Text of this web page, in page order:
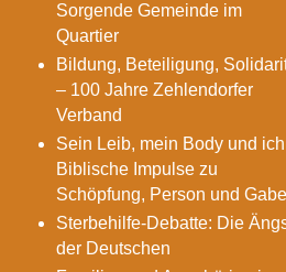
Sorgende Gemeinde im
Quartier
Bildung, Beteiligung,
– 100 Jahre Zehlendorfer
Verband
Sein Leib, mein Body und
Biblische Impulse zu
Schöpfung, Person und Gabe
Sterbehilfe-Debatte: Die
der Deutschen